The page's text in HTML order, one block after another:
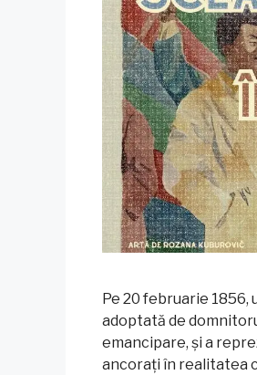
Pe 20 februarie
adoptată de
emancipare, și a
ancorați în realitatea